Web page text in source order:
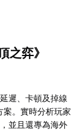
之弈》
遲、卡頓及掉線
案。實時分析玩家
並且還專為海外